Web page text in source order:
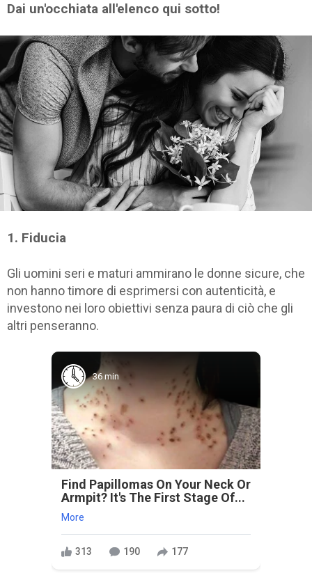
Dai un'occhiata all'elenco qui sotto!
1. Fiducia
Gli uomini seri e maturi ammirano le donne sicure, che
non hanno timore di esprimersi con autenticità, e
investono nei loro obiettivi senza paura di ciò che gli
altri penseranno.
36 min
Find Papillomas On Your Neck Or
Armpit? It's The First Stage Of...
More
313 190 177